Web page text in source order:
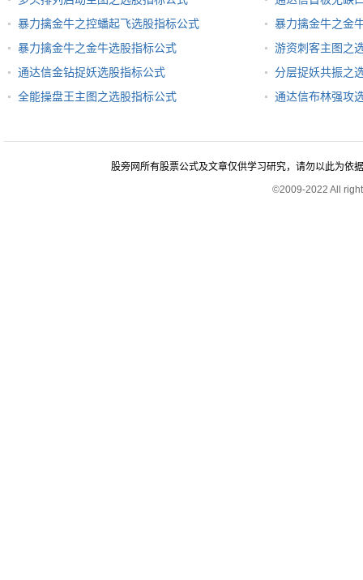
暴力擒金牛之控蟠起飞选股指标公式
暴力擒金牛之金
暴力擒金牛之金牛选股指标公式
游资刺客主图之
通达信金钻捉妖选股指标公式
分层捉妖共振之
全能操盘王主图之选股指标公式
通达信布林强攻
股旁网所有股票公式及文章仅供学习研究，请勿以此为依
©2009-2022 All